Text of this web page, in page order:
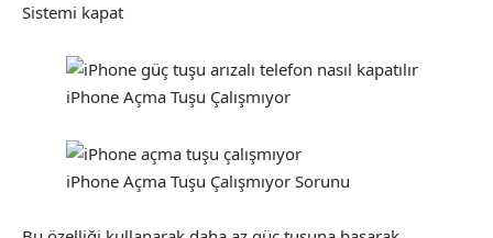
Sistemi kapat
iPhone Açma Tuşu Çalışmıyor
iPhone Açma Tuşu Çalışmıyor Sorunu